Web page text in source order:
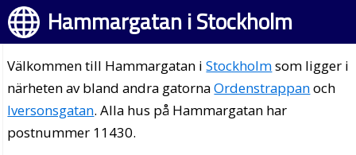
Hammargatan i Stockholm
Välkommen till Hammargatan iStockholmsom ligger i
närheten av bland andra gatornaOrdenstrappanoch
Iversonsgatan. Alla hus på Hammargatan har
postnummer 11430.